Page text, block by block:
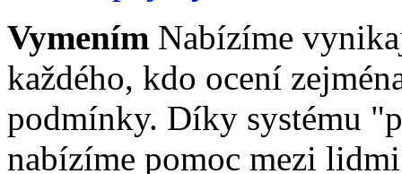
Vymením Nabízíme
každého, kdo ocení
podmínky. Díky systému
nabízíme pomoc mezi